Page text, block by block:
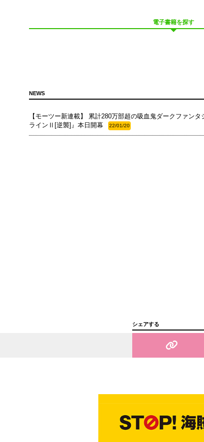
電子書籍を探す
NEWS
【モーツー新連載】 累計280万部超の吸血鬼ダークファン
ラインⅡ[逆襲]』本日開幕
22/01/20
シェアする